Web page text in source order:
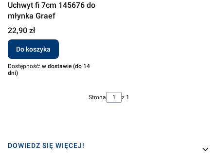
Uchwyt fi 7cm 145676 do
młynka Graef
Cena
22,90 zł
Do koszyka
Dostępność: w dostawie (do 14
dni)
Strona z 1
Linki w stopce
DOWIEDZ SIĘ WIĘCEJ!